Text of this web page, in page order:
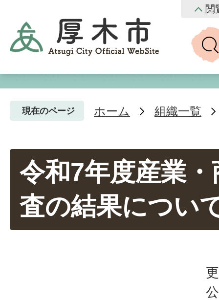
閲
現在のページ ホーム 組織一覧
令和7年度産業
査の結果につい